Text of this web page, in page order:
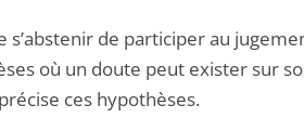
de participer au
où un doute peut exister sur
ces hypothèses.